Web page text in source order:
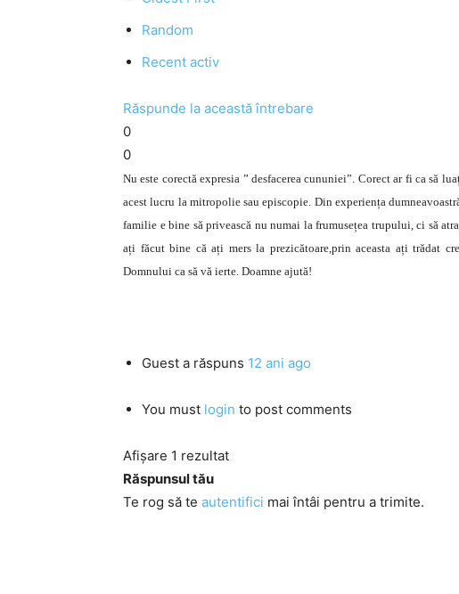
Random
Recent activ
Răspunde la această întrebare
0
0
Nu este corectă expresia ” desfacerea cununiei”. Corect ar fi ca să
acest lucru la mitropolie sau episcopie. Din experiența
familie e bine să privească nu numai la frumusețea trupului, ci să
ați făcut bine că ați mers la prezicătoare,prin aceasta ați trădat
Domnului ca să vă ierte. Doamne ajută!
Guest a răspuns 12 ani ago
You must login to post comments
Afișare 1 rezultat
Răspunsul tău
Te rog să te autentifici mai întâi pentru a trimite.